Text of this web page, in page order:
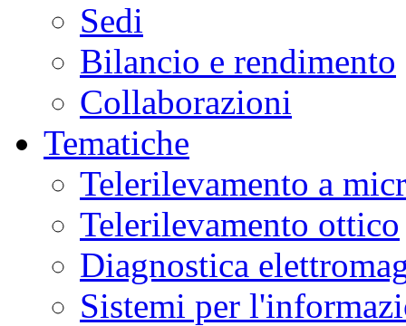
Sedi
Bilancio e rendimento
Collaborazioni
Tematiche
Telerilevamento a
Telerilevamento ottico
Diagnostica
Sistemi per